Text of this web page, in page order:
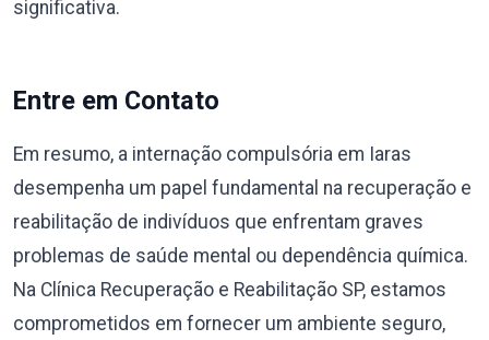
significativa.
Entre em Contato
Em resumo, a internação compulsória em Iaras
desempenha um papel fundamental na recuperação e
reabilitação de indivíduos que enfrentam graves
problemas de saúde mental ou dependência química.
Na Clínica Recuperação e Reabilitação SP, estamos
comprometidos em fornecer um ambiente seguro,